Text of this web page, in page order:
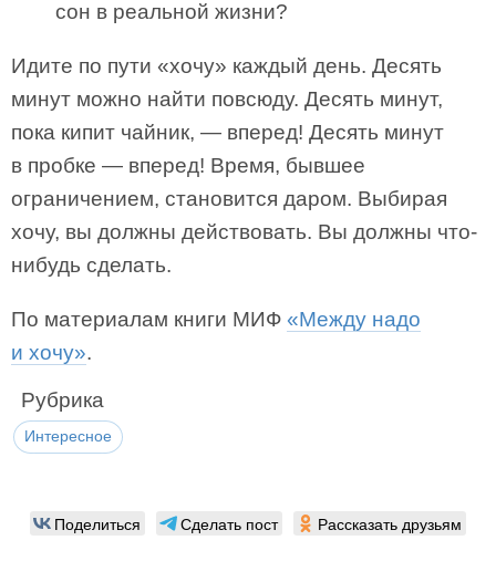
сон в реальной жизни?
Идите по пути «хочу» каждый день. Десять
минут можно найти повсюду. Десять минут,
пока кипит чайник, — вперед! Десять минут
в пробке — вперед! Время, бывшее
ограничением, становится даром. Выбирая
хочу, вы должны действовать. Вы должны что-
нибудь сделать.
По материалам книги МИФ «Между надо
и хочу».
Рубрика
Интересное
Поделиться Сделать пост Рассказать друзьям